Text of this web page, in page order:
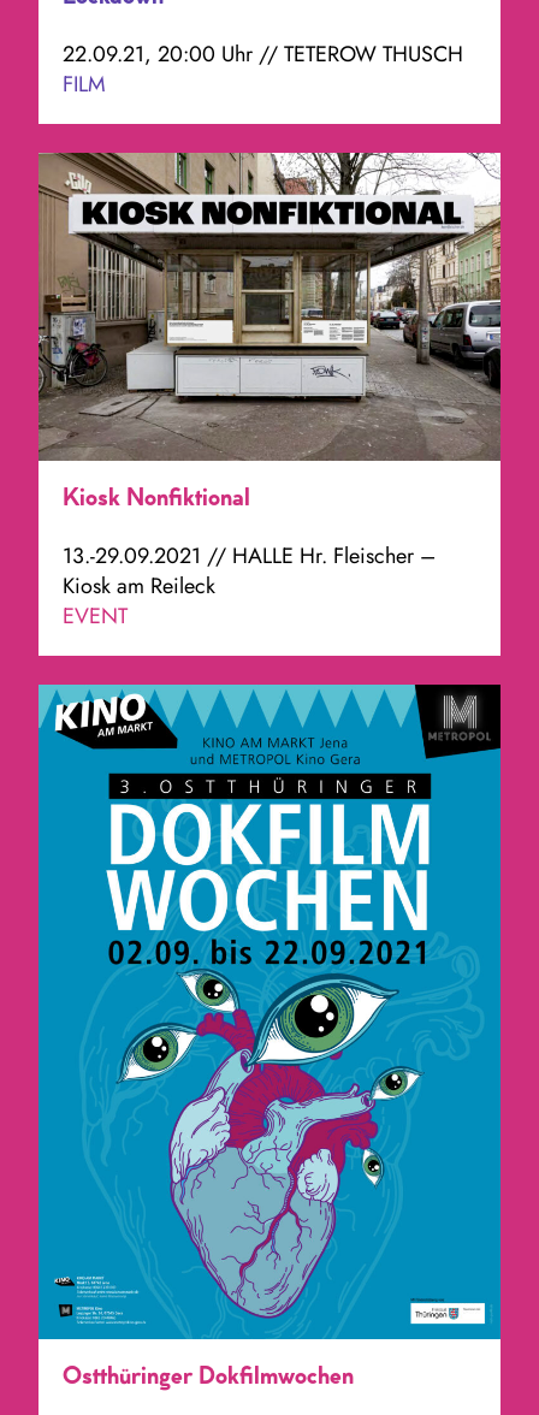
22.09.21, 20:00 Uhr // TETEROW THUSCH
FILM
Kiosk Nonfiktional
13.-29.09.2021 // HALLE Hr. Fleischer –
Kiosk am Reileck
EVENT
Ostthüringer Dokfilmwochen